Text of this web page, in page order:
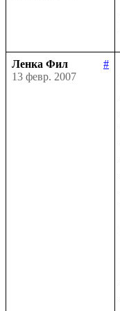
Ленка Фил
#
13 февр. 2007